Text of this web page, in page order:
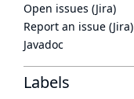
Open issues (Jira)
Report an issue (Jira)
Javadoc
Labels